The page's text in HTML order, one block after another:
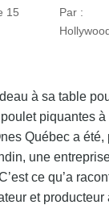
15
Par :
à sa table
piquantes à
Québec a été,
une
ce qu’a
et producteur